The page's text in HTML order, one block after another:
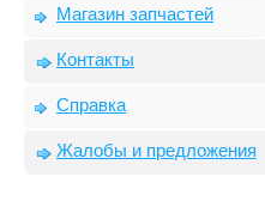
Магазин запчастей
Контакты
Справка
Жалобы и предложения